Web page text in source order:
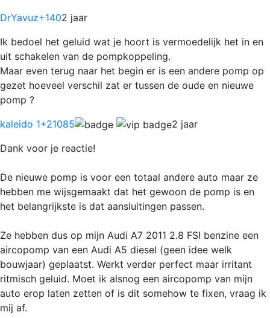
DrYavuz+1402 jaar
Ik bedoel het geluid wat je hoort is vermoedelijk het in en
uit schakelen van de pompkoppeling.
Maar even terug naar het begin er is een andere pomp op
gezet hoeveel verschil zat er tussen de oude en nieuwe
pomp ?
kaleido 1+21085
2 jaar
Dank voor je reactie!
De nieuwe pomp is voor een totaal andere auto maar ze
hebben me wijsgemaakt dat het gewoon de pomp is en
het belangrijkste is dat aansluitingen passen.
Ze hebben dus op mijn Audi A7 2011 2.8 FSI benzine een
aircopomp van een Audi A5 diesel (geen idee welk
bouwjaar) geplaatst. Werkt verder perfect maar irritant
ritmisch geluid. Moet ik alsnog een aircopomp van mijn
auto erop laten zetten of is dit somehow te fixen, vraag ik
mij af.